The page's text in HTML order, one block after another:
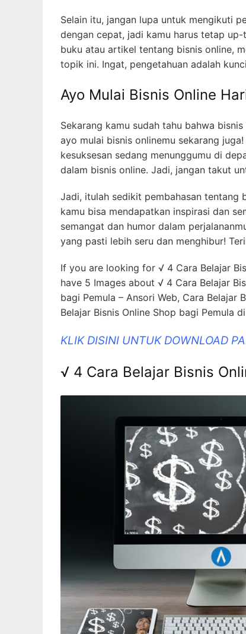
Selain itu, jangan lupa untuk mengikuti
dengan cepat, jadi kamu harus tetap
buku atau artikel tentang bisnis online,
topik ini. Ingat, pengetahuan adalah
Ayo Mulai Bisnis Online
Sekarang kamu sudah tahu bahwa
ayo mulai bisnis onlinemu sekarang
kesuksesan sedang menunggumu di
dalam bisnis online. Jadi, jangan takut
Jadi, itulah sedikit pembahasan tentang
kamu bisa mendapatkan inspirasi dan
semangat dan humor dalam
yang pasti lebih seru dan menghibur!
If you are looking for √ 4 Cara Belajar
have 5 Images about √ 4 Cara Belajar
bagi Pemula – Ansori Web, Cara Belajar
Belajar Bisnis Online Shop bagi Pemula
KLIK DISINI UNTUK DOWNLOAD
√ 4 Cara Belajar Bisnis